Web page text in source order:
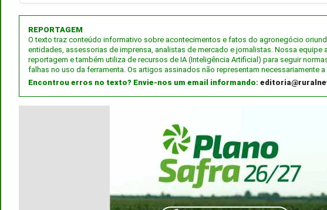
REPORTAGEM
O texto traz conteúdo informativo sobre acontecimentos e fatos do agronegócio
entidades, assessorias de imprensa, analistas de mercado e jornalistas. Nossa
reportagem e também utiliza de recursos de IA (Inteligência Artificial) para seguir
falhas no uso da ferramenta. Os artigos assinados não representam necessariamente
Encontrou erros no texto? Envie-nos um email informando: